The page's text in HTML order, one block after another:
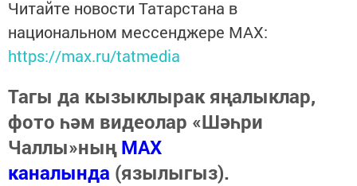
Читайте новости Татарстана в
национальном мессенджере MАХ:
https://max.ru/tatmedia
Тагы да кызыклырак яңалыклар,
фото һәм видеолар «Шәһри
Чаллы»ныңMAX
каналында (язылыгыз).